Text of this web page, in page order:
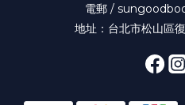
電郵 /
地址：台北市松山區